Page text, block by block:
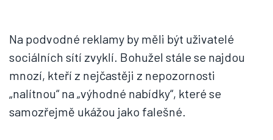
Na podvodné reklamy by měli být uživatelé
sociálních sítí zvyklí. Bohužel stále se najdou
mnozí, kteří z nejčastěji z nepozornosti
„nalítnou“ na „výhodné nabídky“, které se
samozřejmě ukážou jako falešné.